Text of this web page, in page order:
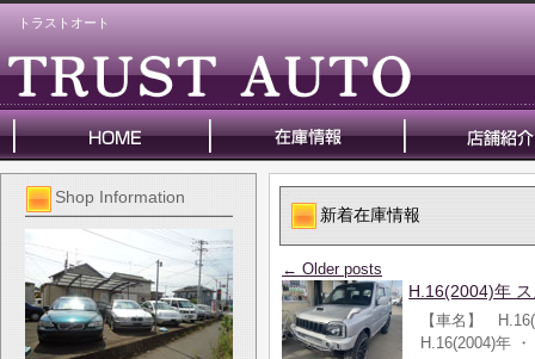
トラストオート
Shop Information
新着在庫情報
← Older posts
H.16(2004)年
【車名】
H.16(2004)年